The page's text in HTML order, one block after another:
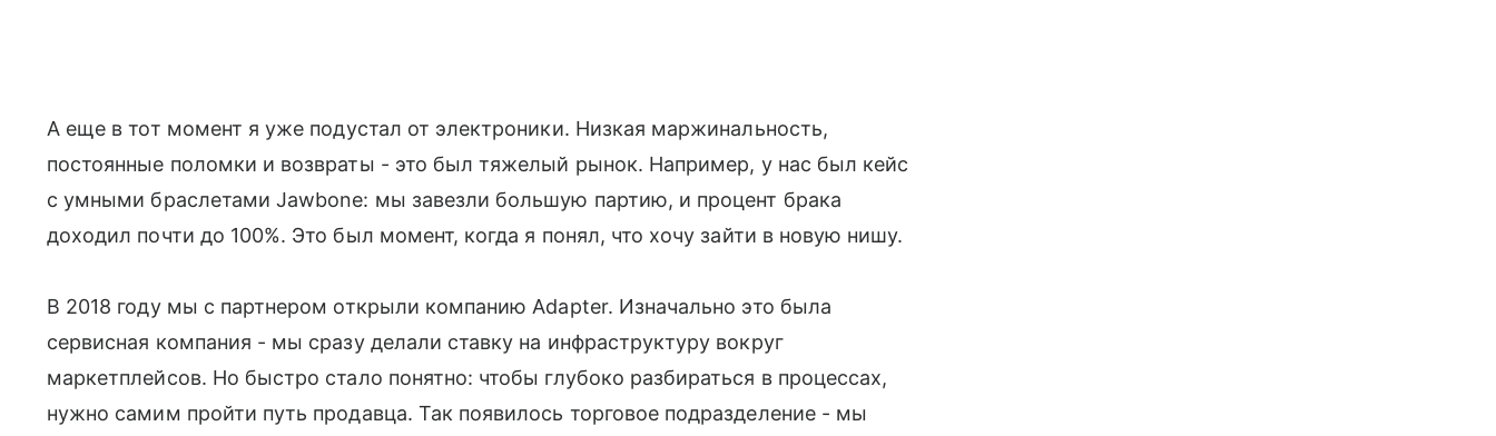
А еще в тот момент я уже подустал от электроники. Низкая маржинальность,
постоянные поломки и возвраты - это был тяжелый рынок. Например, у нас был кейс
с умными браслетами Jawbone: мы завезли большую партию, и процент брака
доходил почти до 100%. Это был момент, когда я понял, что хочу зайти в новую нишу.
В 2018 году мы с партнером открыли компанию Adapter. Изначально это была
сервисная компания - мы сразу делали ставку на инфраструктуру вокруг
маркетплейсов. Но быстро стало понятно: чтобы глубоко разбираться в процессах,
нужно самим пройти путь продавца. Так появилось торговое подразделение - мы